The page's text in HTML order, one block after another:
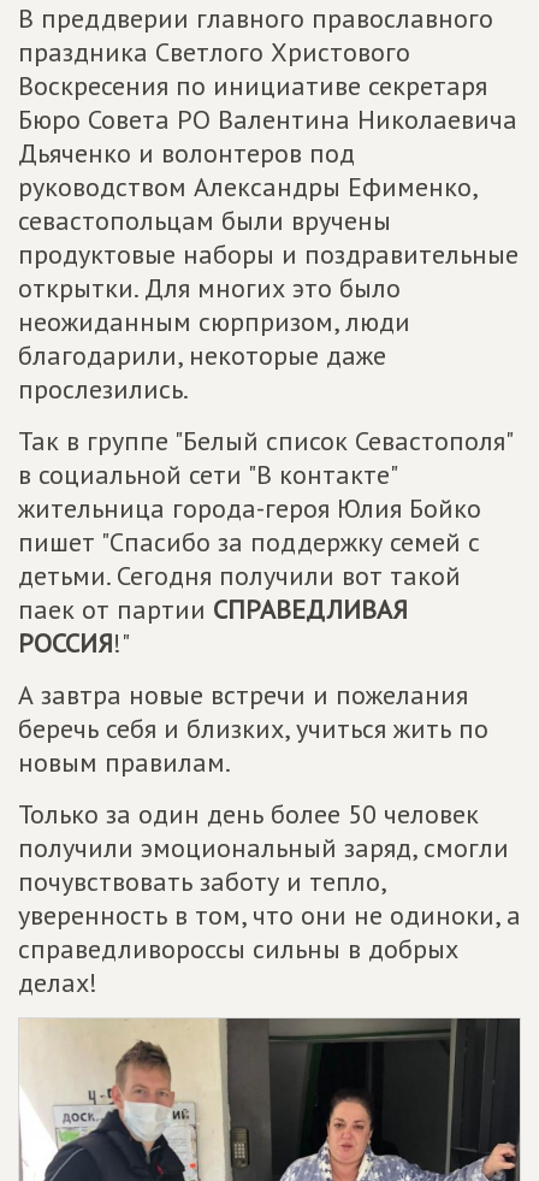
В преддверии главного православного
праздника Светлого Христового
Воскресения по инициативе секретаря
Бюро Совета РО Валентина Николаевича
Дьяченко и волонтеров под
руководством Александры Ефименко,
севастопольцам были вручены
продуктовые наборы и поздравительные
открытки. Для многих это было
неожиданным сюрпризом, люди
благодарили, некоторые даже
прослезились.
Так в группе "Белый список Севастополя"
в социальной сети "В контакте"
жительница города-героя Юлия Бойко
пишет "Спасибо за поддержку семей с
детьми. Сегодня получили вот такой
паек от партии СПРАВЕДЛИВАЯ
РОССИЯ!"
А завтра новые встречи и пожелания
беречь себя и близких, учиться жить по
новым правилам.
Только за один день более 50 человек
получили эмоциональный заряд, смогли
почувствовать заботу и тепло,
уверенность в том, что они не одиноки, а
справедливороссы сильны в добрых
делах!